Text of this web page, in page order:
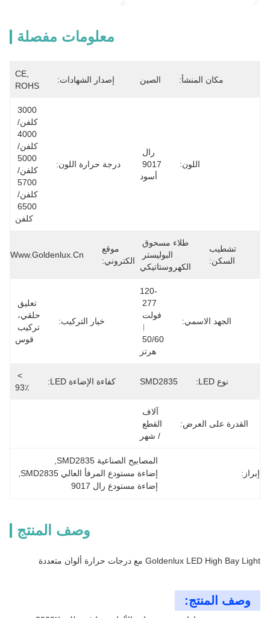
معلومات مفصلة
مكان المنشأ: الصين إصدار الشهادات:
CE,
ROHS
اللون:
أسود
درجة حرارة اللون:
كلفن
تشطيب
السكن:
الكهروستاتيكي
موقع
الكتروني:
Www.goldenlux.cn
الجهد الاسمي:
120-
︱
هرتز
خيار التركيب:
قوس
نوع LED: SMD2835 كفاءة الإضاءة LED:
93٪
القدرة على العرض:
/ شهر
إبراز:
المصابيح الصناعية SMD2835
إضاءة مستودع المرفأ العالي SMD2835
إضاءة مستودع رال 9017
وصف المنتج
Goldenlux LED High Bay Light مع درجات حرارة ألوان متعددة
وصف المنتج: